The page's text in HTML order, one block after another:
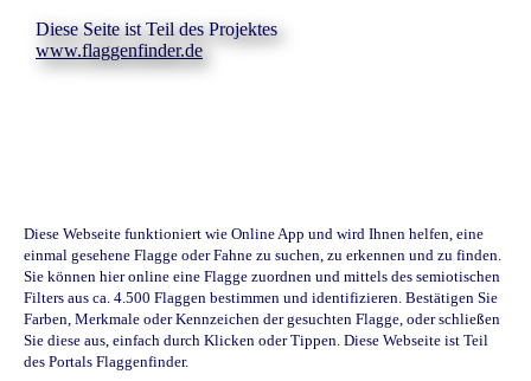
Diese Seite ist Teil des Projektes
www.flaggenfinder.de
Diese Webseite funktioniert wie Online App und wird Ihnen helfen, eine
einmal gesehene Flagge oder Fahne zu suchen, zu erkennen und zu finden.
Sie können hier online eine Flagge zuordnen und mittels des semiotischen
Filters aus ca. 4.500 Flaggen bestimmen und identifizieren. Bestätigen Sie
Farben, Merkmale oder Kennzeichen der gesuchten Flagge, oder schließen
Sie diese aus, einfach durch Klicken oder Tippen. Diese Webseite ist Teil
des Portals Flaggenfinder.